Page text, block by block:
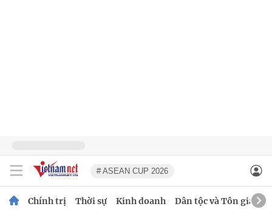
# ASEAN CUP 2026
Chính trị Thời sự Kinh doanh Dân tộc và Tôn giáo